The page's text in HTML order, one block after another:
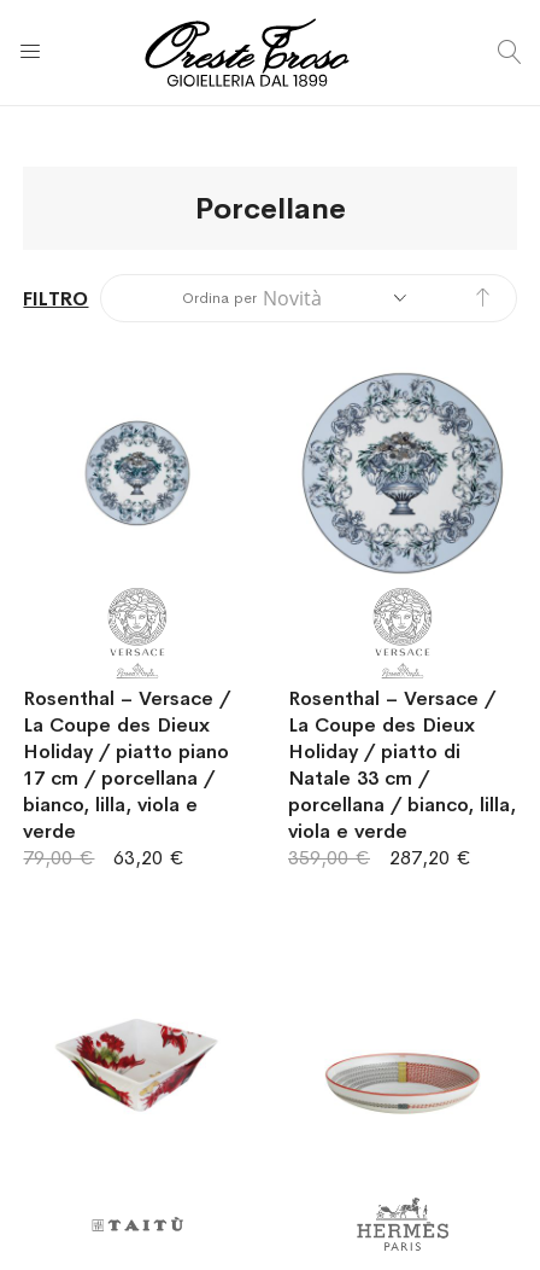
Porcellane
FILTRO Ordina per
Rosenthal – Versace /
La Coupe des Dieux
Holiday / piatto piano
17 cm / porcellana /
bianco, lilla, viola e
verde
63,20 €
79,00 €
Rosenthal – Versace /
La Coupe des Dieux
Holiday / piatto di
Natale 33 cm /
porcellana / bianco, lilla,
viola e verde
287,20 €
359,00 €